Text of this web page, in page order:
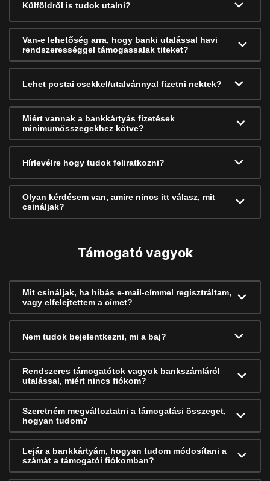
Külföldről is tudok utalni?
Van-e lehetőség arra, hogy banki utalással havi
rendszerességgel támogassalak titeket?
Lehet postai csekkel/utalvánnyal fizetni nektek?
Miért vannak a bankkártyás fizetések
minimumösszegekhez kötve?
Hírlevélre hogy tudok feliratkozni?
Olyan kérdésem van, amire nincs itt válasz, mit
csináljak?
Támogató vagyok
Mit csináljak, ha hibás e-mail-címmel regisztráltam,
vagy elfelejtettem a címet?
Nem tudok bejelentkezni, mi a baj?
Rendszeres támogatótok vagyok bankszámláról
utalással, miért nincs fiókom?
Szeretném megváltoztatni a támogatási összeget,
hogyan tudom?
Lejár a bankkártyám, hogyan tudom módosítani a
számát a támogatói fiókomban?